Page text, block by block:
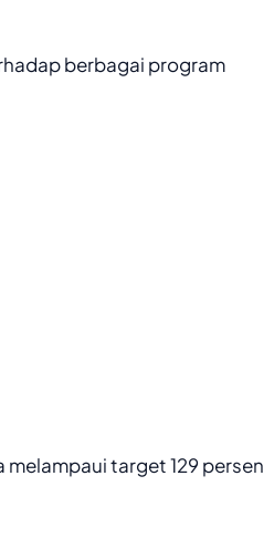
berbagai program
target 129 persen